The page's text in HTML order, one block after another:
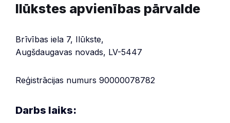
Ilūkstes apvienības pārvalde
Brīvības iela 7, Ilūkste,
Augšdaugavas novads, LV-5447
Reģistrācijas numurs 90000078782
Darbs laiks: